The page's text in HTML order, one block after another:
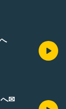
✉